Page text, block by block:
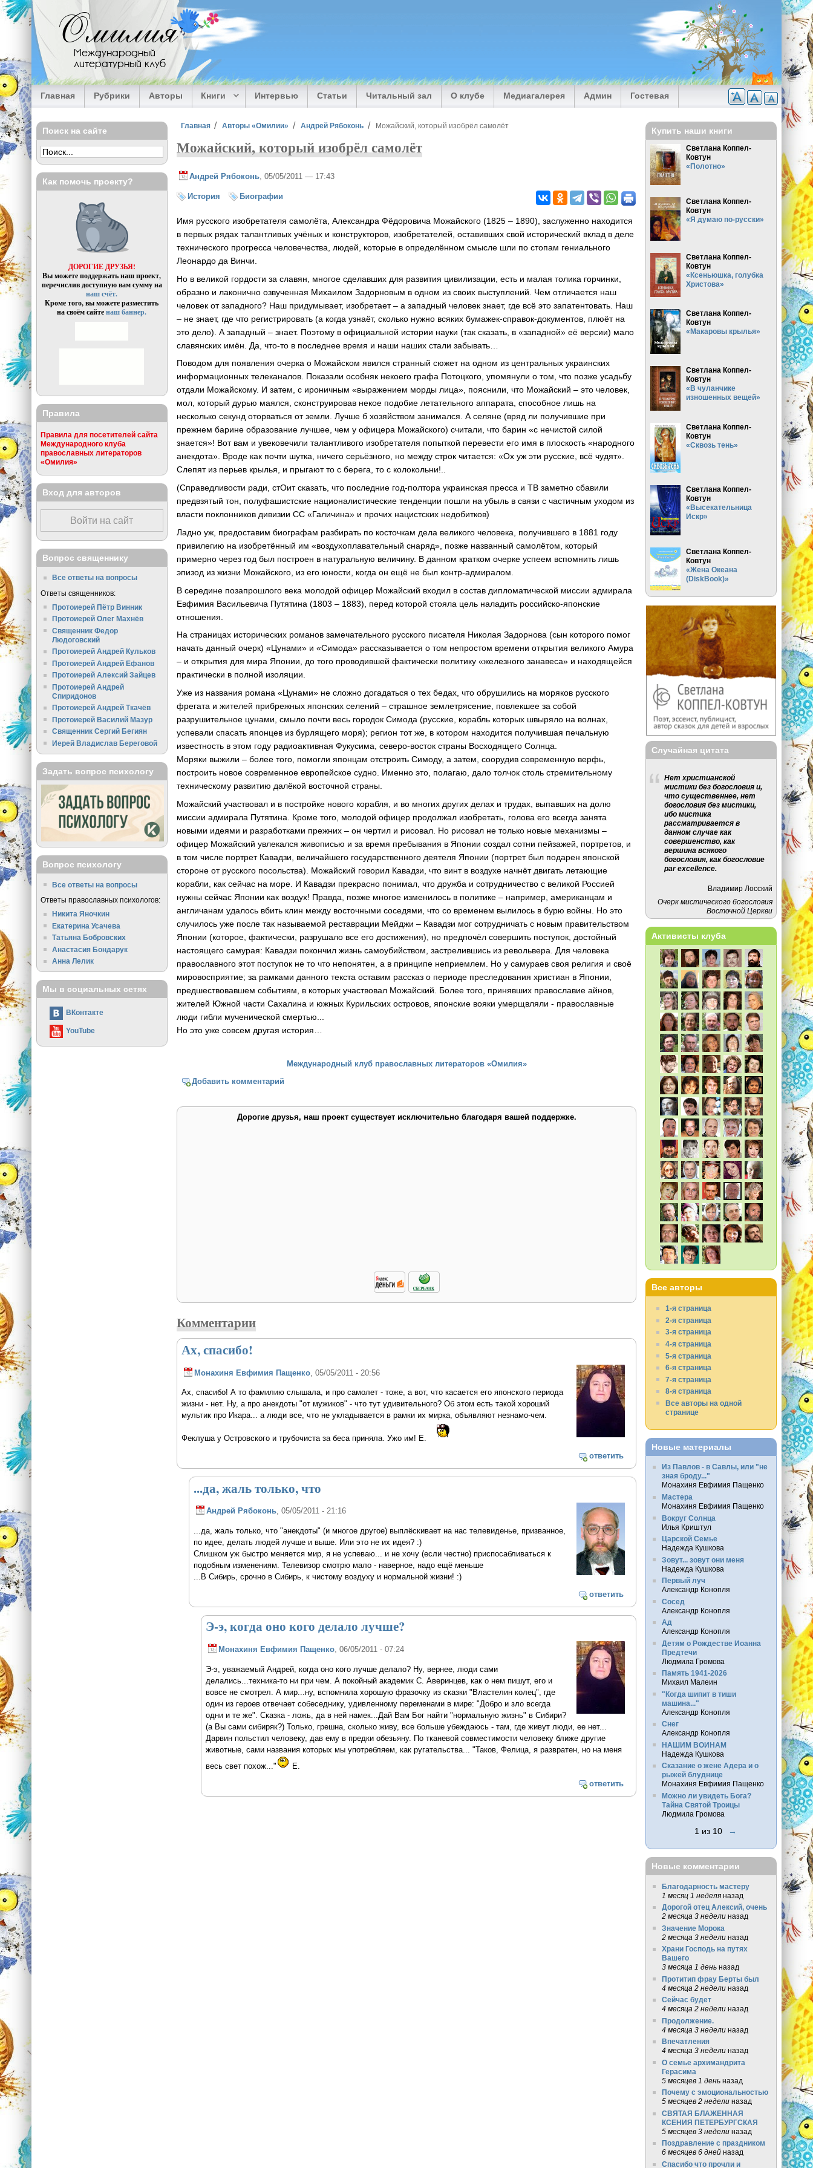
Перейти к основному содержанию
Омилия
Международный
литературный клуб
Главная Рубрики Авторы Книги Интервью Статьи Читальный зал О клубе Медиагалерея Админ Гостевая
Вы здесь
Главная Авторы «Омилии» Андрей Рябоконь Можайский, который изобрёл самолёт
Можайский, который изобрёл самолёт
Андрей Рябоконь , 05/05/2011 — 17:43
История Биографии
Имя русского изобретателя самолёта, Александра Фёдоровича Можайского (1825 – 1890), заслуженно находится
в первых рядах талантливых учёных и конструкторов, изобретателей, оставивших свой исторический вклад в деле
технического прогресса человечества, людей, которые в определённом смысле шли по стопам гениального
Леонардо да Винчи.
Но в великой гордости за славян, многое сделавших для развития цивилизации, есть и малая толика горчинки,
образно и лаконично озвученная Михаилом Задорновым в одном из своих выступлений. Чем отличается наш
человек от западного? Наш придумывает, изобретает – а западный человек знает, где всё это запатентовать. Наш
– не знает, где что регистрировать (а когда узнаёт, сколько нужно всяких бумажек-справок-документов, плюёт на
это дело). А западный – знает. Поэтому в официальной истории науки (так сказать, в «западной» её версии) мало
славянских имён. Да, что-то в последнее время и наши наших стали забывать…
Поводом для появления очерка о Можайском явился странный сюжет на одном из центральных украинских
информационных телеканалов. Показали особняк некоего графа Потоцкого, упомянули о том, что позже усадьбу
отдали Можайскому. И затем, с ироничным «выражением морды лица», пояснили, что Можайский – это человек,
мол, который дурью маялся, сконструировав некое подобие летательного аппарата, способное лишь на
несколько секунд оторваться от земли. Лучше б хозяйством занимался. А селяне (вряд ли получившие при
прежнем барине образование лучшее, чем у офицера Можайского) считали, что барин «с нечистой силой
знается»! Вот вам и увековечили талантливого изобретателя попыткой перевести его имя в плоскость «народного
анекдота». Вроде как почти шутка, ничего серьёзного, но между строк читается: «Ох уж эти русские, всё чудят».
Слепят из перьев крылья, и прыгают то с берега, то с колокольни!..
(Справедливости ради, стОит сказать, что последние год-полтора украинская пресса и ТВ заметно сбавили
предвзятый тон, полуфашистские националистические тенденции пошли на убыль в связи с частичным уходом из
власти поклонников дивизии СС «Галичина» и прочих нацистских недобитков)
Ладно уж, предоставим биографам разбирать по косточкам дела великого человека, получившего в 1881 году
привилегию на изобретённый им «воздухоплавательный снаряд», позже названный самолётом, который
примерно через год был построен в натуральную величину. В данном кратком очерке успеем вспомнить лишь
эпизод из жизни Можайского, из его юности, когда он ещё не был контр-адмиралом.
В середине позапрошлого века молодой офицер Можайский входил в состав дипломатической миссии адмирала
Евфимия Васильевича Путятина (1803 – 1883), перед которой стояла цель наладить российско-японские
отношения.
На страницах исторических романов замечательного русского писателя Николая Задорнова (сын которого помог
начать данный очерк) «Цунами» и «Симода» рассказывается о том непростом времени открытия великого Амура
– и открытия для мира Японии, до того проводившей фактически политику «железного занавеса» и находящейся
практически в полной изоляции.
Уже из названия романа «Цунами» не сложно догадаться о тех бедах, что обрушились на моряков русского
фрегата и жителей прибрежных японских селений – страшное землетрясение, повлекшее за собой
разрушительное цунами, смыло почти весь городок Симода (русские, корабль которых швыряло на волнах,
успевали спасать японцев из бурлящего моря); регион тот же, в котором находится получившая печальную
известность в этом году радиоактивная Фукусима, северо-восток страны Восходящего Солнца.
Моряки выжили – более того, помогли японцам отстроить Симоду, а затем, соорудив современную верфь,
построить новое современное европейское судно. Именно это, полагаю, дало толчок столь стремительному
техническому развитию далёкой восточной страны.
Можайский участвовал и в постройке нового корабля, и во многих других делах и трудах, выпавших на долю
миссии адмирала Путятина. Кроме того, молодой офицер продолжал изобретать, голова его всегда занята
новыми идеями и разработками прежних – он чертил и рисовал. Но рисовал не только новые механизмы –
офицер Можайский увлекался живописью и за время пребывания в Японии создал сотни пейзажей, портретов, и
в том числе портрет Кавадзи, величайшего государственного деятеля Японии (портрет был подарен японской
стороне от русского посольства). Можайский говорил Кавадзи, что винт в воздухе начнёт двигать летающие
корабли, как сейчас на море. И Кавадзи прекрасно понимал, что дружба и сотрудничество с великой Россией
нужны сейчас Японии как воздух! Правда, позже многое изменилось в политике – например, американцам и
англичанам удалось вбить клин между восточными соседями, что со временем вылилось в бурю войны. Но это
случилось уже после так называемой реставрации Мейджи – Кавадзи мог сотрудничать с новым правительством
Японии (которое, фактически, разрушало все его достижения), но предпочёл совершить поступок, достойный
настоящего самурая: Кавадзи покончил жизнь самоубийством, застрелившись из револьвера. Для человека
православного этот поступок не то что непонятен, а в принципе неприемлем. Но у самураев своя религия и своё
мировосприятие; за рамками данного текста оставим рассказ о периоде преследования христиан в Японии,
предшествовавшем событиям, в которых участвовал Можайский. Более того, принявших православие айнов,
жителей Южной части Сахалина и южных Курильских островов, японские вояки умерщвляли - православные
люди гибли мученической смертью...
Но это уже совсем другая история…
Международный клуб православных литераторов «Омилия»
Добавить комментарий
Дорогие друзья, наш проект существует исключительно благодаря вашей поддержке.
Комментарии
Ах, спасибо!
Монахиня Евфимия Пащенко, 05/05/2011 - 20:56
Ах, спасибо! А то фамилию слышала, и про самолет - тоже, а вот, что касается его японского периода
жизни - нет. Ну, а про анекдоты "от мужиков" - что тут удивительного? Об этом есть такой хороший
мультик про Икара... а люди все, что не укладывается в рамки их мирка, объявляют незнамо-чем.
Феклуша у Островского и трубочиста за беса приняла. Ужо им! Е.
ответить
...да, жаль только, что
Андрей Рябоконь, 05/05/2011 - 21:16
...да, жаль только, что "анекдоты" (и многое другое) выплёскивает на нас телевиденье, призванное,
по идее, делать людей лучше и выше. Или это не их идея? :)
Слишком уж быстро меняется мир, я не успеваю... и не хочу (если честно) приспосабливаться к
подобным изменениям. Телевизор смотрю мало - наверное, надо ещё меньше
...В Сибирь, срочно в Сибирь, к чистому воздуху и нормальной жизни! :)
ответить
Э-э, когда оно кого делало лучше?
Монахиня Евфимия Пащенко, 06/05/2011 - 07:24
Э-э, уважаемый Андрей, когда оно кого лучше делало? Ну, вернее, люди сами
делались...техника-то ни при чем. А покойный академик С. Аверинцев, как о нем пишут, его и
вовсе не смотрел. А мир...ну, вспомнила хорошую фразочку из сказки "Властелин колец", где
один из героев отвечает собеседнику, удивленному переменами в мире: "Добро и зло всегда
одни и те же". Сказка - ложь, да в ней намек...Дай Вам Бог найти "нормальную жизнь" в Сибири?
(а Вы сами сибиряк?) Только, грешна, сколько живу, все больше убеждаюсь - там, где живут люди, ее нет...
Дарвин польстил человеку, дав ему в предки обезьяну. По тканевой совместимости человеку ближе другие
животные, сами названия которых мы употребляем, как ругательства... "Таков, Фелица, я развратен, но на меня
весь свет похож..."
Е.
ответить
Поиск на сайте
Как помочь проекту?
ДОРОГИЕ ДРУЗЬЯ!
Вы можете поддержать наш проект,
перечислив доступную вам сумму на
наш счёт.
Кроме того, вы можете разместить
на своём сайтенаш баннер.
Правила
Правила для посетителей сайта
Международного клуба
православных литераторов
«Омилия»
Вход для авторов
Войти на сайт
Вопрос священнику
Все ответы на вопросы
Ответы священников:
Протоиерей Пётр Винник
Протоиерей Олег Махнёв
Священник Федор
Людоговский
Протоиерей Андрей Кульков
Протоиерей Андрей Ефанов
Протоиерей Алексий Зайцев
Протоиерей Андрей
Спиридонов
Протоиерей Андрей Ткачёв
Протоиерей Василий Мазур
Священник Сергий Бегиян
Иерей Владислав Береговой
Задать вопрос психологу
Вопрос психологу
Все ответы на вопросы
Ответы православных психологов:
Никита Яночкин
Екатерина Усачева
Татьяна Бобровских
Анастасия Бондарук
Анна Лелик
Мы в социальных сетях
ВКонтакте
YouTube
Купить наши книги
Светлана Коппел-
Ковтун
«Полотно»
Светлана Коппел-
Ковтун
«Я думаю по-русски»
Светлана Коппел-
Ковтун
«Ксеньюшка, голубка
Христова»
Светлана Коппел-
Ковтун
«Макаровы крылья»
Светлана Коппел-
Ковтун
«В чуланчике
изношенных вещей»
Светлана Коппел-
Ковтун
«Сквозь тень»
Светлана Коппел-
Ковтун
«Высекательница
Искр»
Светлана Коппел-
Ковтун
«Жена Океана
(DiskBook)»
Случайная цитата
Нет христианской
мистики без богословия и,
что существеннее, нет
богословия без мистики,
ибо мистика
рассматривается в
данном случае как
совершенство, как
вершина всякого
богословия, как богословие
par excellence.
Владимир Лосский
Очерк мистического богословия
Восточной Церкви
Активисты клуба
Все авторы
1-я страница
2-я страница
3-я страница
4-я страница
5-я страница
6-я страница
7-я страница
8-я страница
Все авторы на одной
странице
Новые материалы
Из Павлов - в Савлы, или "не
зная броду..."
Монахиня Евфимия Пащенко
Мастера
Монахиня Евфимия Пащенко
Вокруг Солнца
Илья Криштул
Царской Семье
Надежда Кушкова
Зовут... зовут они меня
Надежда Кушкова
Первый луч
Александр Конопля
Сосед
Александр Конопля
Ад
Александр Конопля
Детям о Рождестве Иоанна
Предтечи
Людмила Громова
Память 1941-2026
Михаил Малеин
"Когда шипит в тиши
машина..."
Александр Конопля
Снег
Александр Конопля
НАШИМ ВОИНАМ
Надежда Кушкова
Сказание о жене Адера и о
рыжей блуднице
Монахиня Евфимия Пащенко
Можно ли увидеть Бога?
Тайна Святой Троицы
Людмила Громова
1 из 10 →
Новые комментарии
Благодарность мастеру
1 месяц 1 неделяназад
Дорогой отец Алексий, очень
2 месяца 3 неделиназад
Значение Морока
2 месяца 3 неделиназад
Храни Господь на путях
Вашего
3 месяца 1 деньназад
Протитип фрау Берты был
4 месяца 2 неделиназад
Сейчас будет
4 месяца 2 неделиназад
Продолжение.
4 месяца 3 неделиназад
Впечатления
4 месяца 3 неделиназад
О семье архимандрита
Герасима
5 месяцев 1 деньназад
Почему с эмоциональностью
5 месяцев 2 неделиназад
СВЯТАЯ БЛАЖЕННАЯ
КСЕНИЯ ПЕТЕРБУРГСКАЯ
5 месяцев 3 неделиназад
Поздравление с праздником
6 месяцев 6 днейназад
Спасибо что прочли и